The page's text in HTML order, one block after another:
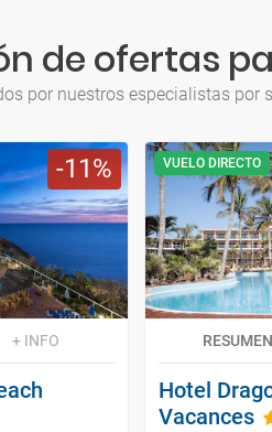
de ofertas
por nuestros especialistas por
11
+ INFO
VUELO DIRECTO
RESUMEN
Hotel
Vacances